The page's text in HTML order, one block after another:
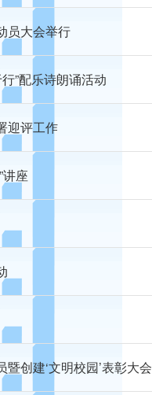
员大会举行
”配乐诗朗诵活动
迎评工作
座
创建‘文明校园’表彰大会